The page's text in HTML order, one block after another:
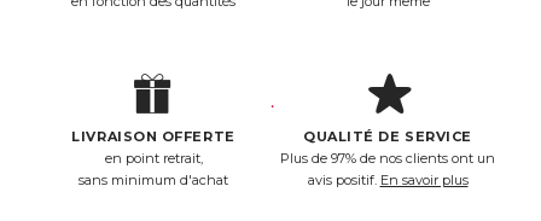
LIVRAISON OFFERTE
en point retrait,
sans minimum d'achat
QUALITÉ DE SERVICE
Plus de 97% de nos clients ont un
avis positif. En savoir plus